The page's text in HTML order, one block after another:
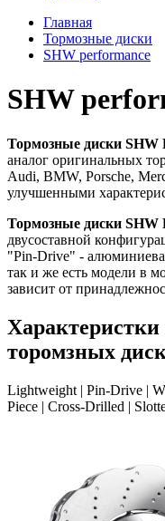
Главная
Тормозные диски
SHW performance
SHW
Тормозные диски SHW
аналог оригинальных
Audi, BMW, Porsche,
улучшенными
Тормозные диски SHW
двусоставной
"Pin-Drive" -
так и же есть модели в
зависит от
Характеристки
торомзных
Lightweight | Pin-Drive |
Piece | Cross-Drilled |